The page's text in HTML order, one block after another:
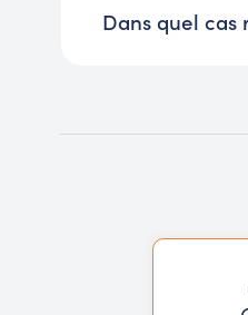
Dans quel cas